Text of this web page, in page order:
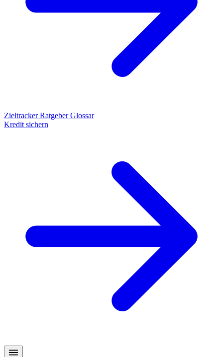
ZieltrackerRatgeberGlossar
Kredit sichern